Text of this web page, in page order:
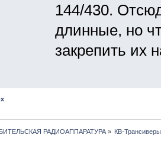
144/430.
длинные, но
закрепить их
РАДИОАППАРАТУРА» КВ-Трансиверы